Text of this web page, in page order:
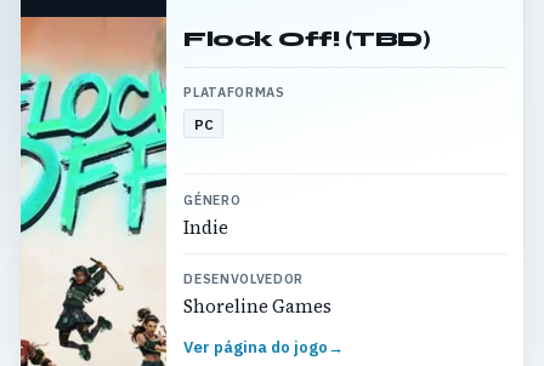
Flock Off! (TBD)
PLATAFORMAS
PC
GÉNERO
Indie
DESENVOLVEDOR
Shoreline Games
Ver página do jogo→